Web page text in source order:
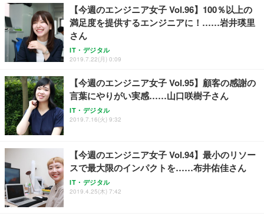
務用 おしゃれ パソコンチェア (ホワイト)
ANDWINT オフィスチェア デスクチェア 肘なし メ
ッシュ 通気性 ランバーサポート付き 腰サポート ガ
ス圧無段階昇降 360度回転 キャスター付き コンパク
ト 幅52×奥行58.5×高さ84～96cm テレワーク 在宅
￥4,139
【MiniLED/24.5inch/280Hz/FHD】GRAPHT THE S
HOOTER Gaming Monitor 24” Essential ゲーミン
グモニター QD 24.5インチ 1ms FHD 量子ドット 残
像低減 (3年保証 | 輝点保証 | 日本メーカー)
￥34,980
アイリスオーヤマ ペットシーツ 超厚型 お徳用 レギ
ュラー 200枚入【Amazon.co.jp限定】
￥3,731
【今週のエンジニア女子 Vol.96】100％以上の
満足度を提供するエンジニアに！……岩井瑛里
さん
IT・デジタル
2019.7.22(月) 0:09
【今週のエンジニア女子 Vol.95】顧客の感謝の
言葉にやりがい実感……山口咲樹子さん
IT・デジタル
2019.7.16(火) 9:32
【今週のエンジニア女子 Vol.94】最小のリソー
スで最大限のインパクトを……布井佑佳さん
IT・デジタル
2019.4.25(木) 7:42